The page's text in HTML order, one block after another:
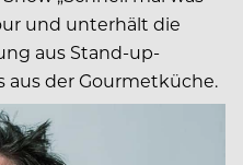
und unterhält die
aus Stand-up-
der Gourmetküche.